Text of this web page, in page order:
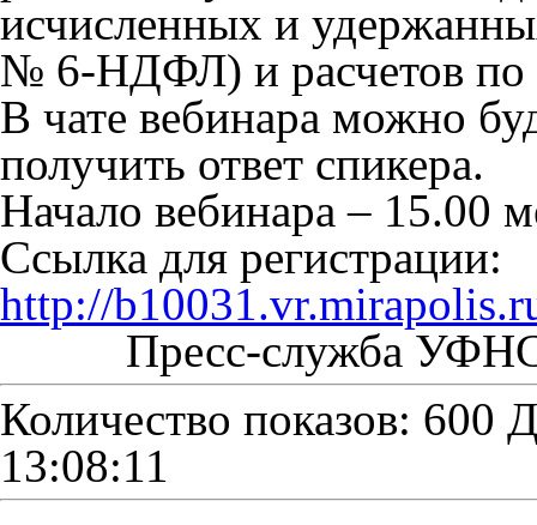
исчисленных и
№ 6-НДФЛ) и расчетов по
В чате вебинара можно
получить ответ спикера.
Начало вебинара – 15.00
Ссылка для регистрации:
http://
Пресс-служба
Количество показов: 600
13:08:11